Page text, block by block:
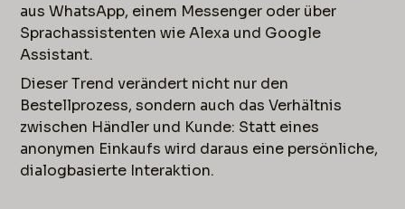
aus WhatsApp, einem Messenger oder über
Sprachassistenten wie Alexa und Google
Assistant.
Dieser Trend verändert nicht nur den
Bestellprozess, sondern auch das Verhältnis
zwischen Händler und Kunde: Statt eines
anonymen Einkaufs wird daraus eine persönliche,
dialogbasierte Interaktion.